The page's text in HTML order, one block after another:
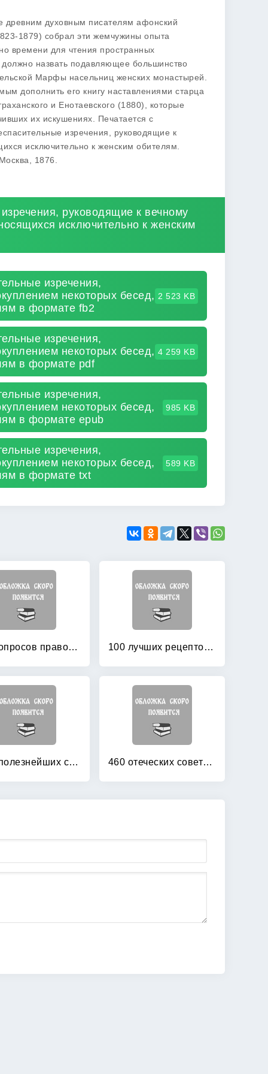
древним духовным писателям афонский
1879) собрал эти жемчужины опыта
времени для чтения пространных
назвать подавляющее большинство
Марфы насельниц женских монастырей.
дополнить его книгу наставлениями старца
и Енотаевского (1880), которые
их искушениях. Печатается с
изречения, руководящие к
исключительно к женским обителям.
1876.
руководящие к вечному
исключительно к женским
изречения,
некоторых бесед,
в формате fb2
2 523 KB
изречения,
некоторых бесед,
в формате pdf
4 259 KB
изречения,
некоторых бесед,
в формате epub
985 KB
изречения,
некоторых бесед,
в формате txt
589 KB
100 вопросов православному психотерапевту 100 лучших рецептов для православного поста
1380 полезнейших советов батюшки своим прихожанам 460 отеческих советов: Как найти духовника и научиться послушанию